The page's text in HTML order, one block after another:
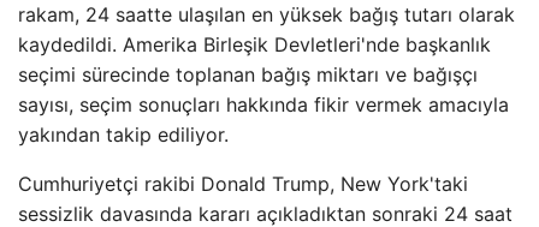
rakam, 24 saatte ulaşılan en yüksek bağış tutarı olarak
kaydedildi. Amerika Birleşik Devletleri'nde başkanlık
seçimi sürecinde toplanan bağış miktarı ve bağışçı
sayısı, seçim sonuçları hakkında fikir vermek amacıyla
yakından takip ediliyor.
Cumhuriyetçi rakibi Donald Trump, New York'taki
sessizlik davasında kararı açıkladıktan sonraki 24 saat